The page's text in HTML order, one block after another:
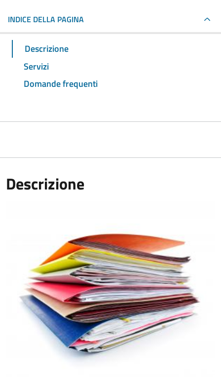
INDICE DELLA PAGINA
Descrizione
Servizi
Domande frequenti
Descrizione